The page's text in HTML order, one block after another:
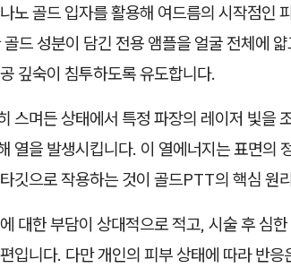
노 골드 입자를 활용해 여드름의 시작점인
드 성분이 담긴 전용 앰플을 얼굴 전체에
깊숙이 침투하도록 유도합니다.
스며든 상태에서 특정 파장의 레이저 빛을
열을 발생시킵니다. 이 열에너지는 표면의
깃으로 작용하는 것이 골드PTT의 핵심 원
대한 부담이 상대적으로 적고, 시술 후 심
입니다. 다만 개인의 피부 상태에 따라 반